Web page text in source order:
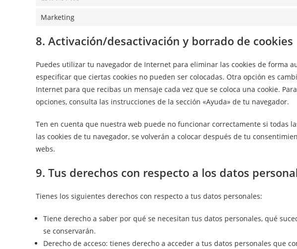
Marketing
8. Activación/desactivación y borrado de cookies
Puedes utilizar tu navegador de Internet para eliminar las cookies de forma
especificar que ciertas cookies no pueden ser colocadas. Otra opción es
Internet para que recibas un mensaje cada vez que se coloca una cookie.
opciones, consulta las instrucciones de la sección «Ayuda» de tu navegador.
Ten en cuenta que nuestra web puede no funcionar correctamente si todas
las cookies de tu navegador, se volverán a colocar después de tu
webs.
9. Tus derechos con respecto a los datos
Tienes los siguientes derechos con respecto a tus datos personales:
Tiene derecho a saber por qué se necesitan tus datos personales, qué
se conservarán.
Derecho de acceso: tienes derecho a acceder a tus datos personales que